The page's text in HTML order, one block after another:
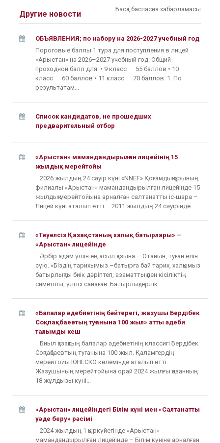
Другие новости
Басқа баспасөз хабарламасы
ОБЪЯВЛЕНИЯ; по набору на 2026-2027 учебный год
Пороговые баллы 1 тура для поступления в лицей
«Арыстан» на 2026–2027 учебный год: Общий
проходной балл для: • 9 класс 55 баллов • 10
класс 60 баллов • 11 класс 70 баллов. 1. По
результатам...
Список кандидатов, не прошедших
предварительный отбор
«Арыстан» мамандандырылған лицейінің 15
жылдық мерейтойы
2026 жылдың 24 сәуір күні «NNEF» Қоғамдық қорының
филиалы «Арыстан» мамандандырылған лицейінде 15
жылдық мерейтойына арналған салтанатты іс-шара –
Лицей күні аталып өтті. 2011 жылдың 24 сәуірінде...
«Тәуелсіз Қазақстаның халық батырлары» –
«Арыстан» лицейінде
Әрбір адам үшін ең асыл қазына – Отанын, туған елін
сүю. «Біздің тарихымыз –батырға бай тарих, халқымыз
батырлықты биік дәріптеп, азаматтық пен кісіліктің
символы, үлгісі санаған. Батырлық, ерлік...
«Балалар әдебиетінің бәйтерегі, жазушы Бердібек
Соқпақбаевтың туғанына 100 жыл» атты әдеби
тағлымды кеш
Биыл қазақтың балалар әдебиетінің классигі Бердібек
Соқпақбаевтың туғанына 100 жыл. Қаламгердің
мерейтойы ЮНЕСКО көлемінде аталып өтті.
Жазушының мерейтойына орай 2024 жылғы қазанның
18 жұлдызы күні...
«Арыстан» лицейіндегі Білім күні мен «Салтанатты
уәде беру» рәсімі
2024 жылдың 1 қыркүйегінде «Арыстан»
мамандандырылған лицейінде – Білім күніне арналған